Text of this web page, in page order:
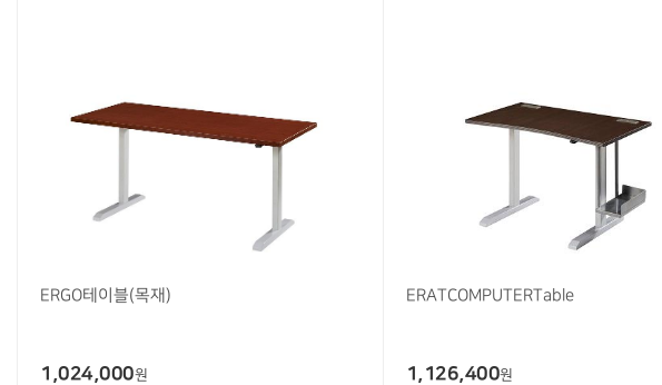
ERGO테이블(목재)
1,024,000원
ERATCOMPUTERTable
1,126,400원